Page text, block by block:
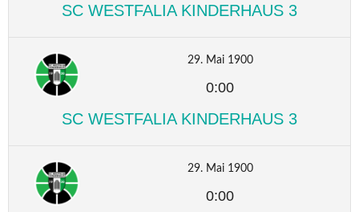
SC WESTFALIA KINDERHAUS 3
29. Mai 1900
0:00
SC WESTFALIA KINDERHAUS 3
29. Mai 1900
0:00